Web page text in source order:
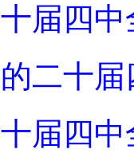
届四
二十
届四